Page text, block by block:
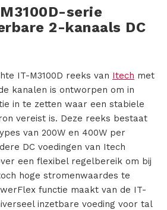
serie
2-kanaals DC
IT-M3100D reeks van Itech met
kanalen is ontworpen om in
in te zetten waar een stabiele
vereist is. Deze reeks bestaat
van 200W en 400W per
DC voedingen van Itech
een flexibel regelbereik om bij
hoge stromenwaardes te
functie maakt van de IT-
inzetbare voeding voor tal